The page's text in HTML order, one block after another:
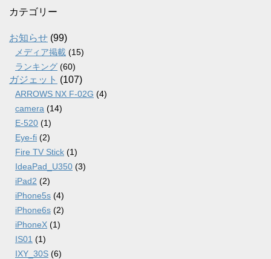
カ
ブ
カテゴリー
お知らせ (99)
メディア掲載 (15)
ランキング (60)
ガジェット (107)
ARROWS NX F-02G (4)
camera (14)
E-520 (1)
Eye-fi (2)
Fire TV Stick (1)
IdeaPad_U350 (3)
iPad2 (2)
iPhone5s (4)
iPhone6s (2)
iPhoneX (1)
IS01 (1)
IXY_30S (6)